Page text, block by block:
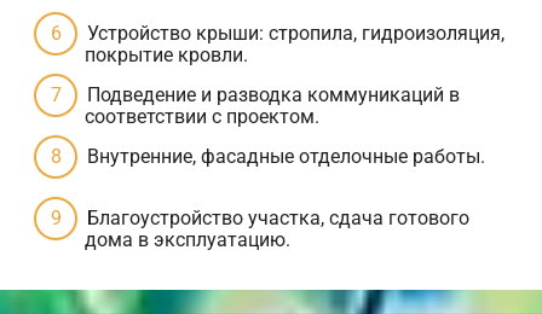
Устройство крыши: стропила, гидроизоляция,
покрытие кровли.
Подведение и разводка коммуникаций в
соответствии с проектом.
Внутренние, фасадные отделочные работы.
Благоустройство участка, сдача готового
дома в эксплуатацию.